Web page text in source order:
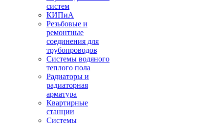
систем
КИПиА
Резьбовые и
ремонтные
соединения для
трубопроводов
Системы водяного
теплого пола
Радиаторы и
радиаторная
арматура
Квартирные
станции
Системы